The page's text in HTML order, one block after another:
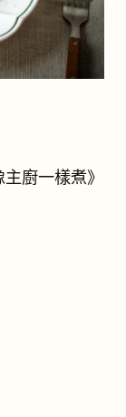
廚一樣煮》